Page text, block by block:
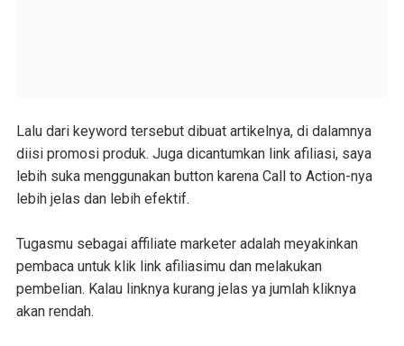
Lalu dari keyword tersebut dibuat artikelnya, di dalamnya
diisi promosi produk. Juga dicantumkan link afiliasi, saya
lebih suka menggunakan button karena Call to Action-nya
lebih jelas dan lebih efektif.
Tugasmu sebagai affiliate marketer adalah meyakinkan
pembaca untuk klik link afiliasimu dan melakukan
pembelian. Kalau linknya kurang jelas ya jumlah kliknya
akan rendah.